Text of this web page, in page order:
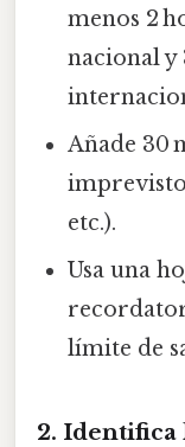
menos 2
nacional y
Añade 30
etc.).
Usa una
límite de
2. Identifica